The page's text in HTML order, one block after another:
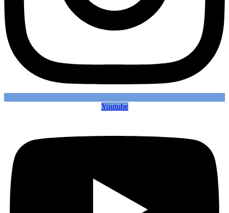
Youtube